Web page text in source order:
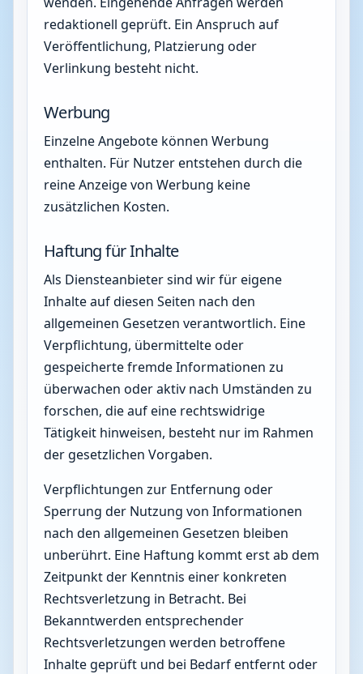
redaktionell geprüft. Ein Anspruch auf
Veröffentlichung, Platzierung oder
Verlinkung besteht nicht.
Werbung
Einzelne Angebote können Werbung
enthalten. Für Nutzer entstehen durch die
reine Anzeige von Werbung keine
zusätzlichen Kosten.
Haftung für Inhalte
Als Diensteanbieter sind wir für eigene
Inhalte auf diesen Seiten nach den
allgemeinen Gesetzen verantwortlich. Eine
Verpflichtung, übermittelte oder
gespeicherte fremde Informationen zu
überwachen oder aktiv nach Umständen zu
forschen, die auf eine rechtswidrige
Tätigkeit hinweisen, besteht nur im Rahmen
der gesetzlichen Vorgaben.
Verpflichtungen zur Entfernung oder
Sperrung der Nutzung von Informationen
nach den allgemeinen Gesetzen bleiben
unberührt. Eine Haftung kommt erst ab dem
Zeitpunkt der Kenntnis einer konkreten
Rechtsverletzung in Betracht. Bei
Bekanntwerden entsprechender
Rechtsverletzungen werden betroffene
Inhalte geprüft und bei Bedarf entfernt oder